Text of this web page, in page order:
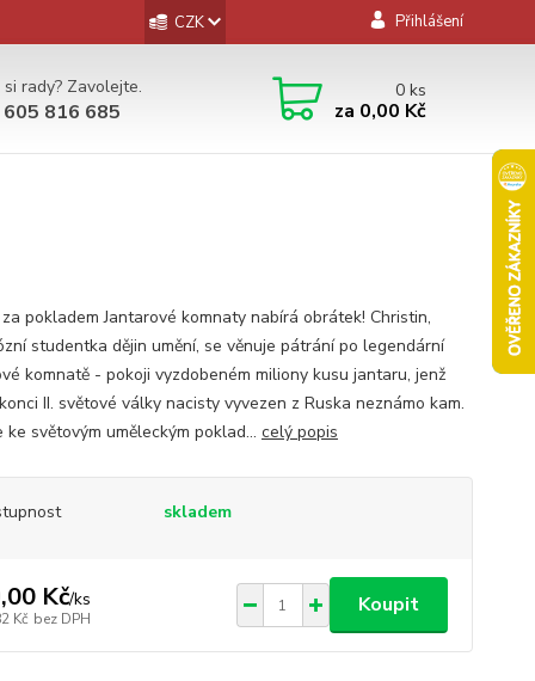
CZK Přihlášení
rady? Zavolejte.
816 685
0ks
za 0,00 Kč
pokladem Jantarové komnaty nabírá obrátek! Christin,
studentka dějin umění, se věnuje pátrání po legendární
komnatě - pokoji vyzdobeném miliony kusu jantaru, jenž
II. světové války nacisty vyvezen z Ruska neznámo kam.
ke světovým uměleckým poklad... celý popis
skladem
Kč/ks
Kč bez DPH
Koupit